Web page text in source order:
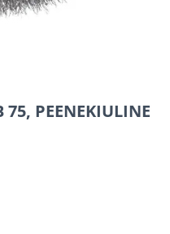
75, PEENEKIULINE